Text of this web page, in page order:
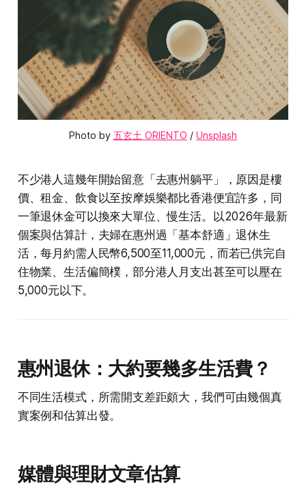
Photo by 五玄土 ORIENTO / Unsplash
不少港人這幾年開始留意「去惠州躺平」，原因是樓
價、租金、飲食以至按摩娛樂都比香港便宜許多，同
一筆退休金可以換來大單位、慢生活。以2026年最新
個案與估算計，夫婦在惠州過「基本舒適」退休生
活，每月約需人民幣6,500至11,000元，而若已供完自
住物業、生活偏簡樸，部分港人月支出甚至可以壓在
5,000元以下。
惠州退休：大約要幾多生活費？
不同生活模式，所需開支差距頗大，我們可由幾個真
實案例和估算出發。
媒體與理財文章估算